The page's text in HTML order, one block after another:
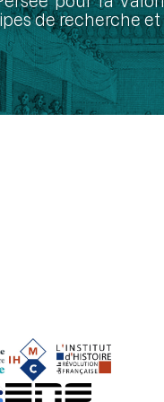
de recherche